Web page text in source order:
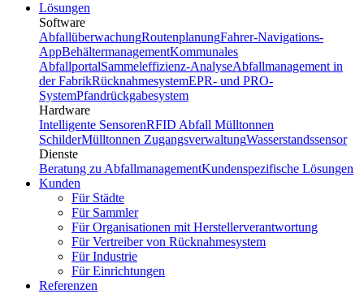
Lösungen
Software
AbfallüberwachungRoutenplanungFahrer-Navigations-
AppBehältermanagementKommunales
AbfallportalSammeleffizienz-AnalyseAbfallmanagement in
der FabrikRücknahmesystemEPR- und PRO-
SystemPfandrückgabesystem
Hardware
Intelligente SensorenRFID Abfall Mülltonnen
SchilderMülltonnen ZugangsverwaltungWasserstandssensor
Dienste
Beratung zu AbfallmanagementKundenspezifische Lösungen
Kunden
Für Städte
Für Sammler
Für Organisationen mit Herstellerverantwortung
Für Vertreiber von Rücknahmesystem
Für Industrie
Für Einrichtungen
Referenzen